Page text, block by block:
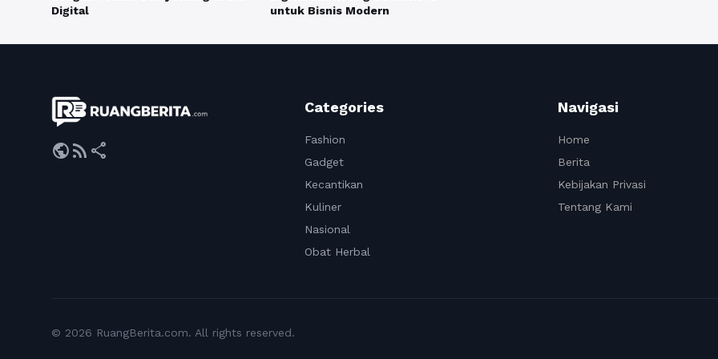
Digital
untuk Bisnis Modern
publicrss_feed share
Categories
Fashion
Gadget
Kecantikan
Kuliner
Nasional
Obat Herbal
Navigasi
Home
Berita
Kebijakan Privasi
Tentang Kami
© 2026 RuangBerita.com. All rights reserved.